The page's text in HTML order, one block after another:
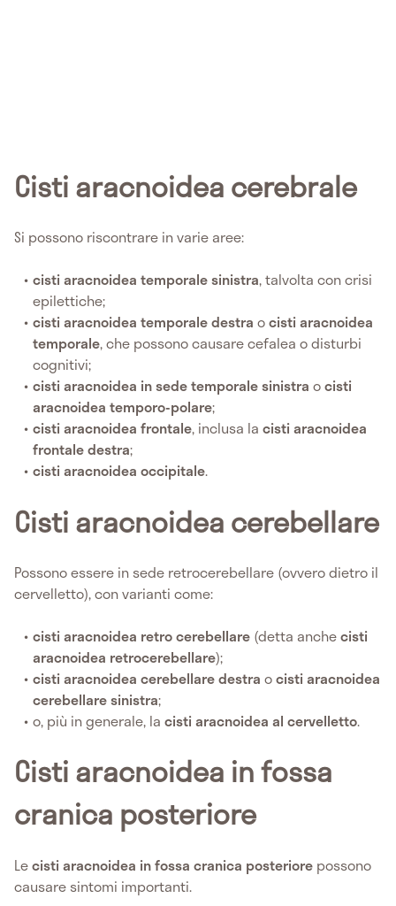
Cisti aracnoidea cerebrale
Si possono riscontrare in varie aree:
cisti aracnoidea temporale sinistra, talvolta con crisi
epilettiche;
cisti aracnoidea temporale destra ocisti aracnoidea
temporale, che possono causare cefalea o disturbi
cognitivi;
cisti aracnoidea in sede temporale sinistra ocisti
aracnoidea temporo-polare;
cisti aracnoidea frontale, inclusa lacisti aracnoidea
frontale destra;
cisti aracnoidea occipitale.
Cisti aracnoidea cerebellare
Possono essere in sede retrocerebellare (ovvero dietro il
cervelletto), con varianti come:
cisti aracnoidea retro cerebellare (detta anchecisti
aracnoidea retrocerebellare);
cisti aracnoidea cerebellare destra ocisti aracnoidea
cerebellare sinistra;
o, più in generale, lacisti aracnoidea al cervelletto.
Cisti aracnoidea in fossa
cranica posteriore
Lecisti aracnoidea in fossa cranica posteriore possono
causare sintomi importanti.